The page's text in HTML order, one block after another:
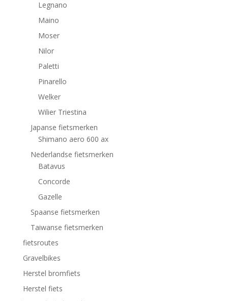
Legnano
Maino
Moser
Nilor
Paletti
Pinarello
Welker
Wilier Triestina
Japanse fietsmerken
Shimano aero 600 ax
Nederlandse fietsmerken
Batavus
Concorde
Gazelle
Spaanse fietsmerken
Taiwanse fietsmerken
fietsroutes
Gravelbikes
Herstel bromfiets
Herstel fiets